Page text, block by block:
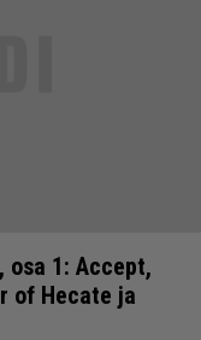
1: Accept,
of Hecate ja